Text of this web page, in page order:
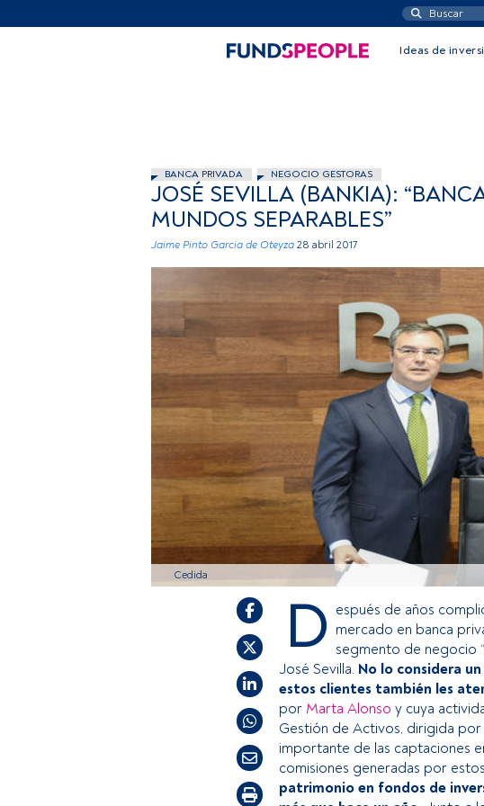
Ideas de
BANCA PRIVADA NEGOCIO GESTORAS
JOSÉ SEVILLA (BANKIA):
MUNDOS SEPARABLES”
Jaime Pinto Garcia de Oteyza 28 abril 2017
Cedida
D espués de años
mercado en banca
segmento de negocio
José Sevilla. No lo considera
estos clientes también les
por Marta Alonso y cuya
Gestión de Activos, dirigida por
importante de las captaciones
comisiones generadas por
patrimonio en fondos de